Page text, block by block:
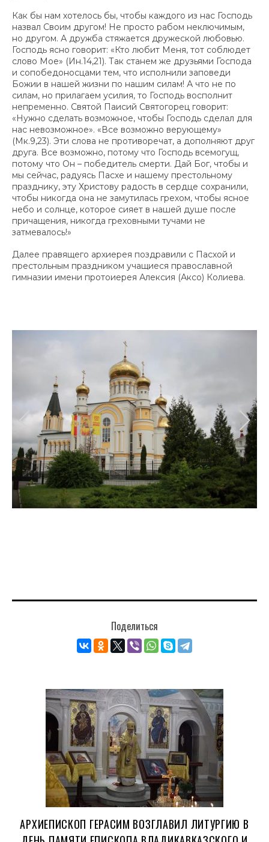
Как бы нам хотелось бы, чтобы каждого из нас Господь
назвал Своим другом! Не просто рабом неключимым,
но другом. А дружба стяжается дружеской любовью.
Господь ясно говорит: «Кто любит Меня, тот соблюдет
слово Мое» (Ин.14,21). Так станем же друзьями Господа
и сопобедоносцами тем, что исполнили заповеди
Божии в нашей жизни по нашим силам! А что не по
силам, но прилагаем усилия, то Господь восполнит
непременно. Святой Паисий Святогорец говорит:
«Нужно сделать возможное, чтобы Господь сделал для
нас невозможное». «Все возможно верующему»
(Мк.9,23). Эти слова не противоречат, а дополняют друг
друга. Все возможно, потому что Господь всемогущ,
потому что Он – победитель смерти. Дай Бог, чтобы и
мы сейчас, радуясь Пасхе и нашему престольному
празднику, эту Христову радость в сердце сохранили,
чтобы никогда она не замутилась грехом, чтобы ясное
небо и солнце, которое сияет в нашей душе после
причащения, никогда греховными тучами не
затмевалось!»
Далее правящего архиерея поздравили с Пасхой и
престольным праздником учащиеся православной
гимназии имени протоиерея Алексия (Аксо) Колиева.
Поделиться
АРХИЕПИСКОП ГЕРАСИМ ВОЗГЛАВИЛ ЛИТУРГИЮ В